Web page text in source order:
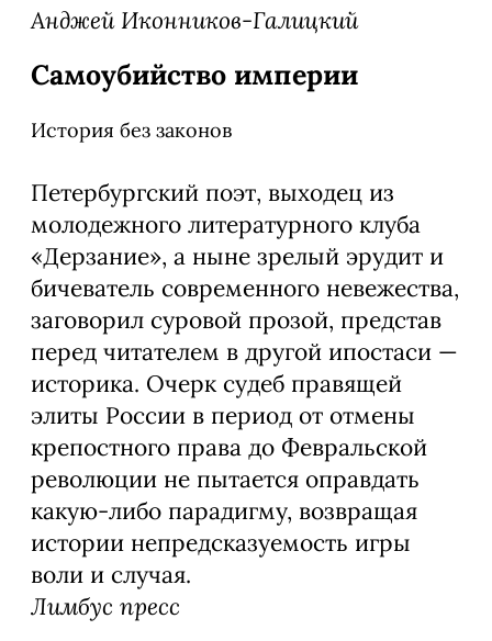
Анджей Иконников-Галицкий
Самоубийство империи
История без законов
Петербургский поэт, выходец из
молодежного литературного клуба
«Дерзание», а ныне зрелый эрудит и
бичеватель современного невежества,
заговорил суровой прозой, представ
перед читателем в другой ипостаси —
историка. Очерк судеб правящей
элиты России в период от отмены
крепостного права до Февральской
революции не пытается оправдать
какую-либо парадигму, возвращая
истории непредсказуемость игры
воли и случая.
Лимбус пресс